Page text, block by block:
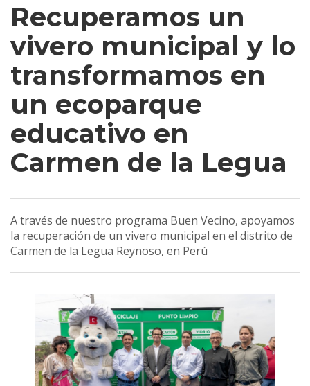
Recuperamos un
vivero municipal y lo
transformamos en
un ecoparque
educativo en
Carmen de la Legua
A través de nuestro programa Buen Vecino, apoyamos
la recuperación de un vivero municipal en el distrito de
Carmen de la Legua Reynoso, en Perú